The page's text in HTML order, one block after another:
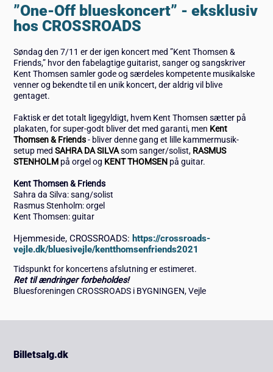
”One-Off blueskoncert” - eksklusiv
hos CROSSROADS
Søndag den 7/11 er der igen koncert med ”Kent Thomsen &
Friends,” hvor den fabelagtige guitarist, sanger og sangskriver
Kent Thomsen samler gode og særdeles kompetente musikalske
venner og bekendte til en unik koncert, der aldrig vil blive
gentaget.
Faktisk er det totalt ligegyldigt, hvem Kent Thomsen sætter på
plakaten, for super-godt bliver det med garanti, men Kent
Thomsen & Friends- bliver denne gang et lille kammermusik-
setup medSAHRA DA SILVAsom sanger/solist, RASMUS
STENHOLM på orgel og KENT THOMSEN på guitar.
Kent Thomsen & Friends
Sahra da Silva: sang/solist
Rasmus Stenholm: orgel
Kent Thomsen: guitar
Hjemmeside, CROSSROADS: https://crossroads-
vejle.dk/bluesivejle/kentthomsenfriends2021
Tidspunkt for koncertens afslutning er estimeret.
Ret til ændringer forbeholdes!
Bluesforeningen CROSSROADS i BYGNINGEN, Vejle
Billetsalg.dk